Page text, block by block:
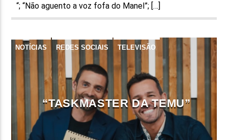
“; “Não aguento a voz fofa do Manel”; […]
NOTÍCIAS REDES SOCIAIS TELEVISÃO
“TASKMASTER DA TEMU”